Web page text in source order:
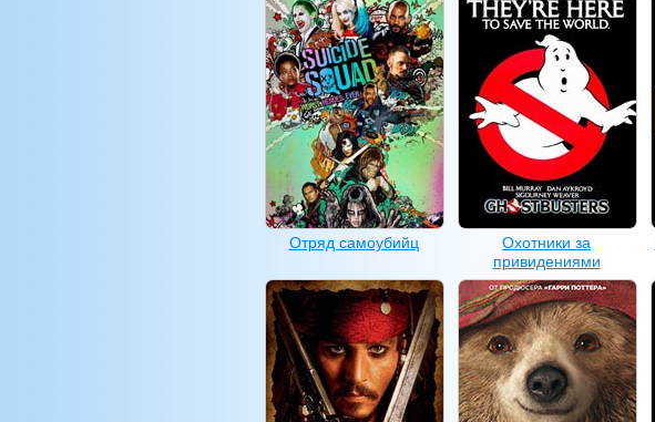
Отряд самоубийц
Охотники за
привидениями